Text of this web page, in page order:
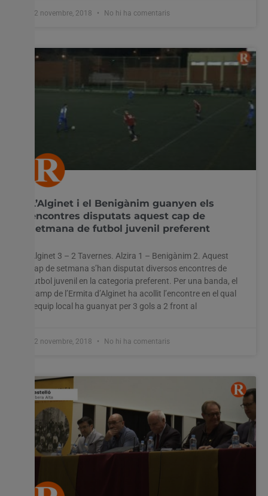
12 novembre, 2018 No hi ha comentaris
L’Alginet i el Benigànim guanyen els
encontres disputats aquest cap de
setmana de futbol juvenil preferent
Alginet 3 – 2 Tavernes. Alzira 1 – Benigànim 2. Aquest
cap de setmana s’han disputat diversos encontres de
futbol juvenil en la categoria preferent. Per una banda, el
Camp de l’Ermita d’Alginet ha acollit l’encontre en el qual
l’equip local ha guanyat per 3 gols a 2 front al
12 novembre, 2018 No hi ha comentaris